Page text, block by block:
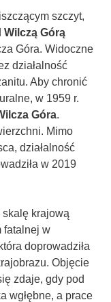
szczyt,
Wilczą Górą
Góra. Widoczne
działalność
Aby chronić
w 1959 r.
Góra.
Mimo
działalność
w 2019
krajową
fatalnej w
doprowadziła
Objęcie
zdaje, gdy pod
wgłębne, a prace